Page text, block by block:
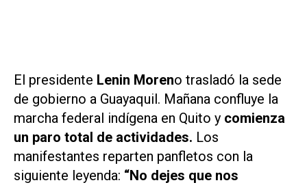
El presidente Lenin Moreno trasladó la sede
de gobierno a Guayaquil. Mañana confluye la
marcha federal indígena en Quito y comienza
un paro total de actividades. Los
manifestantes reparten panfletos con la
siguiente leyenda: “No dejes que nos